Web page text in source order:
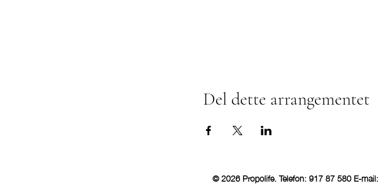
Del dette arrangementet
© 2026 Propolife. Telefon: 917 87 580 E-mail: